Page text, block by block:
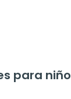
para niño